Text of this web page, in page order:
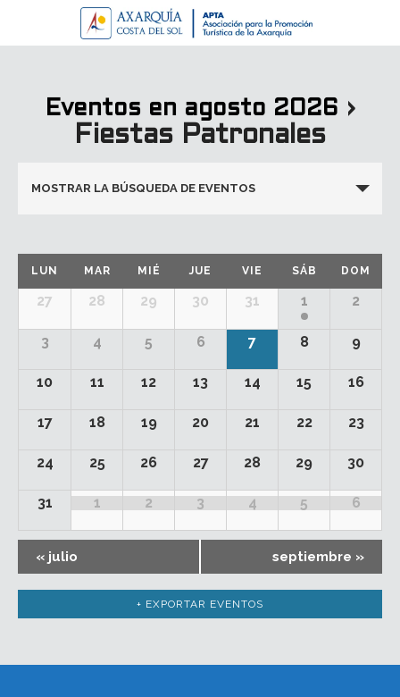
Eventos en agosto 2026 ›
Fiestas Patronales
Navegación
y
vistas
de
Eventos
MOSTRAR LA BÚSQUEDA DE EVENTOS
Calendario
de
Calendario
Eventos
LUN MAR MIÉ JUE VIE SÁB DOM
27 28 29 30 31 1 2
3 4 5 6 7 8 9
10 11 12 13 14 15 16
17 18 19 20 21 22 23
24 25 26 27 28 29 30
31 1 2 3 4 5 6
« julio septiembre »
+ EXPORTAR EVENTOS